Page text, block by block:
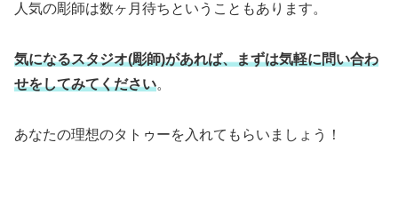
人気の彫師は数ヶ月待ちということもあります。
気になるスタジオ(彫師)があれば、まずは気軽に問い合わ
せをしてみてください。
あなたの理想のタトゥーを入れてもらいましょう！